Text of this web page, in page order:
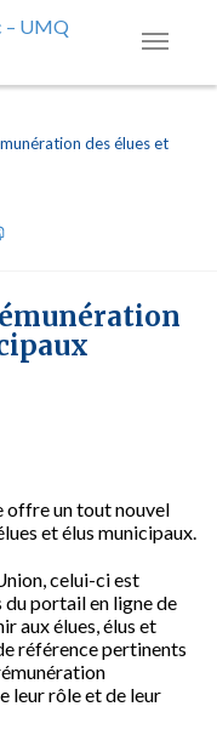
des élues et
offre un tout nouvel
et élus municipaux.
celui-ci est
portail en ligne de
aux élues, élus et
référence pertinents
leur rôle et de leur